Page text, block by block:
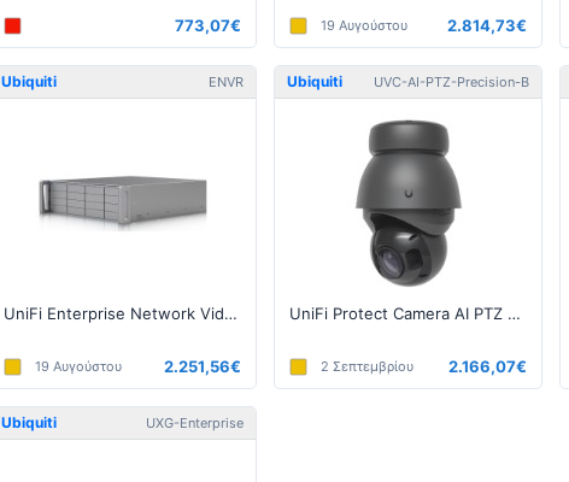
773,07€ 19 Αυγούστου 2.814,73€
Ubiquiti ENVR
UniFi Enterprise Network Video Recorder
19 Αυγούστου 2.251,56€
Ubiquiti UVC-AI-PTZ-Precision-B
UniFi Protect Camera AI PTZ Precision Μαύρο
2 Σεπτεμβρίου 2.166,07€
Ubiquiti UXG-Enterprise